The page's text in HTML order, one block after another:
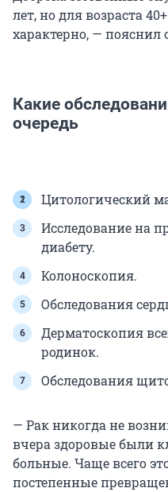
лет, но для возраста
характерно, — пояснил
Какие
очередь
Цитологический
Исследование на
диабету.
Колоноскопия.
Обследования
Дерматоскопия
родинок.
Обследования
— Рак никогда не
вчера здоровые были
больные. Чаще всего
постепенные